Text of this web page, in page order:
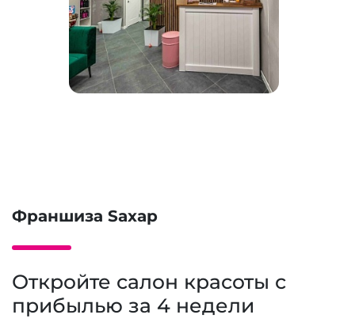
Франшиза Saxap
Откройте салон красоты с
прибылью за 4 недели